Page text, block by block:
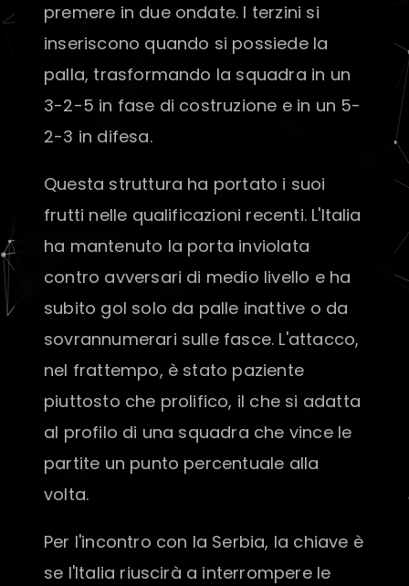
premere in due ondate. I terzini si
inseriscono quando si possiede la
palla, trasformando la squadra in un
3-2-5 in fase di costruzione e in un 5-
2-3 in difesa.
Questa struttura ha portato i suoi
frutti nelle qualificazioni recenti. L'Italia
ha mantenuto la porta inviolata
contro avversari di medio livello e ha
subito gol solo da palle inattive o da
sovrannumerari sulle fasce. L'attacco,
nel frattempo, è stato paziente
piuttosto che prolifico, il che si adatta
al profilo di una squadra che vince le
partite un punto percentuale alla
volta.
Per l'incontro con la Serbia, la chiave è
se l'Italia riuscirà a interrompere le